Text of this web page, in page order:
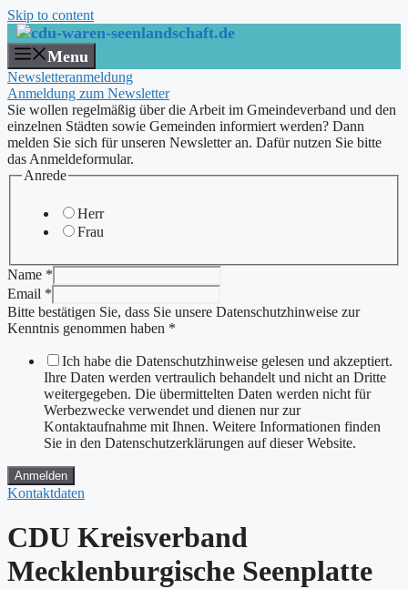
Skip to content
Menu
Newsletteranmeldung
Anmeldung zum Newsletter
Sie wollen regelmäßig über die Arbeit im Gmeindeverband und den
einzelnen Städten sowie Gemeinden informiert werden? Dann
melden Sie sich für unseren Newsletter an. Dafür nutzen Sie bitte
das Anmeldeformular.
genommen
Anrede
Herr
Frau
Name *
Email *
Bitte bestätigen Sie, dass Sie unsere Datenschutzhinweise zur
Kenntnis genommen haben *
Ich habe die Datenschutzhinweise gelesen und akzeptiert.
Ihre Daten werden vertraulich behandelt und nicht an Dritte
weitergegeben. Die übermittelten Daten werden nicht für
Werbezwecke verwendet und dienen nur zur
Kontaktaufnahme mit Ihnen. Weitere Informationen finden
Sie in den Datenschutzerklärungen auf dieser Website.
Anmelden
Kontaktdaten
CDU Kreisverband
Mecklenburgische Seenplatte